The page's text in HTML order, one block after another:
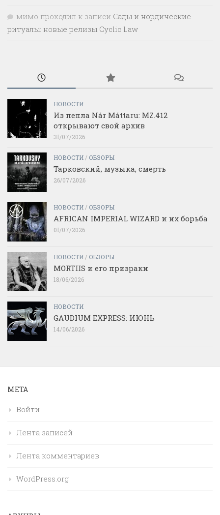
мимо проходил к записи Сады и нордические
ритуалы: новые релизы Cyclic Law
НОВОСТИ
Из пепла Nár Máttaru: MZ.412
открывают свой архив
31/07/2026
НОВОСТИ/ ОБЗОРЫ
Тарковский, музыка, смерть
26/07/2026
НОВОСТИ/ ОБЗОРЫ
AFRICAN IMPERIAL WIZARD и их борьба
01/07/2026
НОВОСТИ/ ОБЗОРЫ
MORTIIS и его призраки
18/06/2026
НОВОСТИ
GAUDIUM EXPRESS: ИЮНЬ
14/06/2026
МЕТА
Войти
Лента записей
Лента комментариев
WordPress.org